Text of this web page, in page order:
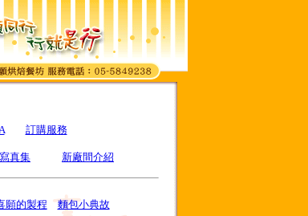
訂購服務
真集 新廠間介紹
願的製程 麵包小典故